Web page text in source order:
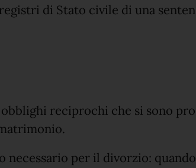
di Stato civile di una
reciprochi che si sono
necessario per il divorzio: